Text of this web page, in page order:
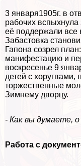
3 января1905г. в
рабочих вспыхнула
её поддержали все
Забастовка
Гапона созрел
манифестацию и
воскресенье 9
детей с хоругвами,
торжественные
Зимнему дворцу.
- Как вы думаете,
Работа с